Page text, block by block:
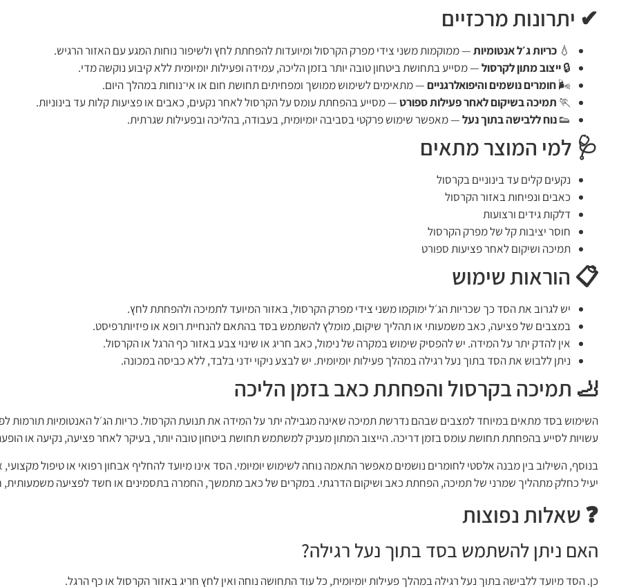
✔ יתרונות מרכזיים
💧 כריות ג׳ל אנטומיות— ממוקמות משני צידי מפרק הקרסול ומיועדות להפחתת לחץ ולשיפור נוחות המגע עם האזור הרגיש.
🔒ייצוב מתון לקרסול— מסייע בתחושת ביטחון טובה יותר בזמן הליכה, עמידה ופעילות יומיומית ללא קיבוע נוקשה מדי.
🌬️חומרים נושמים והיפואלרגניים — מתאימים לשימוש ממושך ומפחיתים תחושת חום או אי־נוחות במהלך היום.
🏃 תמיכה בשיקום לאחר פעילות ספורט— מסייע בהפחתת עומס על הקרסול לאחר נקעים, כאבים או פציעות קלות עד בינוניות.
👟נוח ללבישה בתוך נעל— מאפשר שימוש פרקטי בסביבה יומיומית, בעבודה, בהליכה ובפעילות שגרתית.
🩺 למי המוצר מתאים
נקעים קלים עד בינוניים בקרסול
כאבים ונפיחות באזור הקרסול
דלקות גידים ורצועות
חוסר יציבות קל של מפרק הקרסול
תמיכה ושיקום לאחר פציעות ספורט
📋 הוראות שימוש
יש לגרוב את הסד כך שכריות הג׳ל ימוקמו משני צידי מפרק הקרסול, באזור המיועד לתמיכה ולהפחתת לחץ.
במצבים של פציעה, כאב משמעותי או תהליך שיקום, מומלץ להשתמש בסד בהתאם להנחיית רופא או פיזיותרפיסט.
אין להדק יתר על המידה. יש להפסיק שימוש במקרה של נימול, כאב חריג או שינוי צבע באזור כף הרגל או הקרסול.
ניתן ללבוש את הסד בתוך נעל רגילה במהלך פעילות יומיומית. יש לבצע ניקוי ידני בלבד, ללא כביסה במכונה.
🦶 תמיכה בקרסול והפחתת כאב בזמן הליכה
השימוש בסד מתאים במיוחד למצבים שבהם נדרשת תמיכה שאינה מגבילה יתר על המידה את תנועת הקרסול. כריות הג׳ל האנטומיות תורמות
עשויות לסייע בהפחתת תחושת עומס בזמן דריכה. הייצוב המתון מעניק למשתמש תחושת ביטחון טובה יותר, בעיקר לאחר פציעה, נקיעה או
בנוסף, השילוב בין מבנה אלסטי לחומרים נושמים מאפשר התאמה נוחה לשימוש יומיומי. הסד אינו מיועד להחליף אבחון רפואי או טיפול
יעיל כחלק מתהליך שמרני של תמיכה, הפחתת כאב ושיקום הדרגתי. במקרים של כאב מתמשך, החמרה בתסמינים או חשד לפציעה משמעותית,
❓ שאלות נפוצות
האם ניתן להשתמש בסד בתוך נעל רגילה?
כן. הסד מיועד ללבישה בתוך נעל רגילה במהלך פעילות יומיומית, כל עוד התחושה נוחה ואין לחץ חריג באזור הקרסול או כף הרגל.